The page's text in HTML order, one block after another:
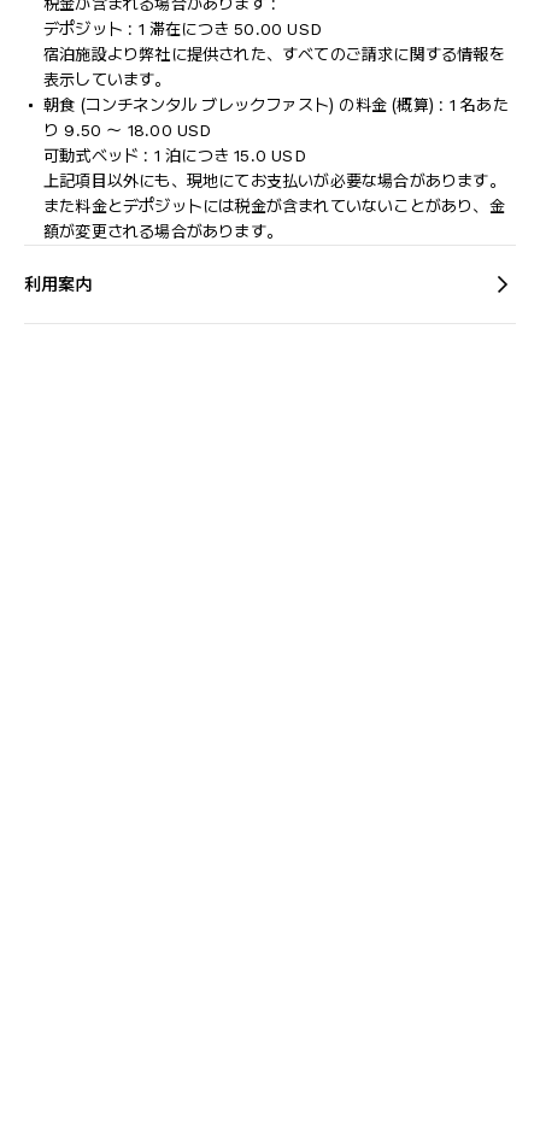
デポジット : 1 滞在につき 50.00 USD
宿泊施設より弊社に提供された、すべてのご請求に関する情報を
表示しています。
朝食 (コンチネンタル ブレックファスト) の料金 (概算) : 1 名あた
り 9.50 ～ 18.00 USD
可動式ベッド : 1 泊につき 15.0 USD
上記項目以外にも、現地にてお支払いが必要な場合があります。
また料金とデポジットには税金が含まれていないことがあり、金
額が変更される場合があります。
利用案内